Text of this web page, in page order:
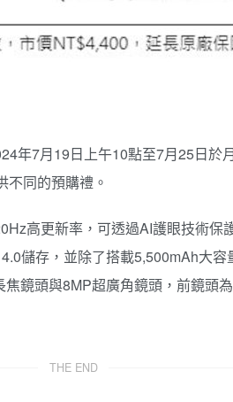
年7月19日上午10點至7月25日於
同的預購禮。
高更新率，可透過AI護眼技術保
儲存，並除了搭載5,500mAh大
鏡頭與8MP超廣角鏡頭，前鏡頭
THE END